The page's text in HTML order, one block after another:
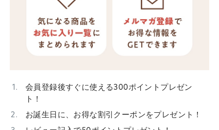
会員登録後すぐに使える300ポイントプレゼン
ト！
お誕生日に、お得な割引クーポンをプレゼント！